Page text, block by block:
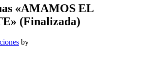
«AMAMOS EL
(Finalizada)
by